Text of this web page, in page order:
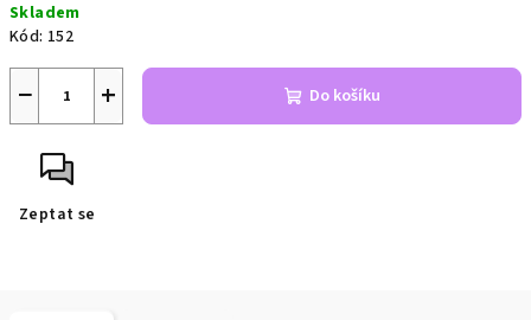
cena:
Skladem
Kód: 152
+
− Do košíku
Zeptat se